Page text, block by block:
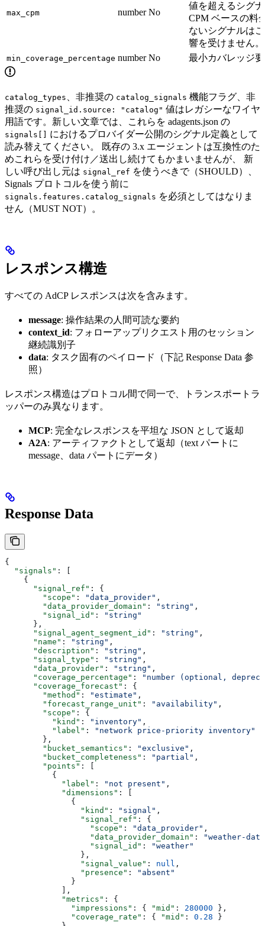
max_cpm number No
値を超えるシグ
CPM ベースの料
ないシグナルは
響を受けません。
min_coverage_percentage number No 最小カバレッジ
catalog_types 、非推奨の catalog_signals 機能フラグ、非
推奨の signal_id.source: "catalog" 値はレガシーなワイヤ
用語です。新しい文章では、これらを adagents.json の
signals[]
におけるプロバイダー公開のシグナル定義として
読み替えてください。 既存の 3.x エージェントは互換性のた
めこれらを受け付け／送出し続けてもかまいませんが、 新
しい呼び出し元は signal_ref を使うべきで（SHOULD）、
Signals プロトコルを使う前に
signals.features.catalog_signals を必須としてはなりま
せん（MUST NOT）。
レスポンス構造
すべての AdCP レスポンスは次を含みます。
message: 操作結果の人間可読な要約
context_id: フォローアップリクエスト用のセッション
継続識別子
data: タスク固有のペイロード（下記 Response Data 参
照）
レスポンス構造はプロトコル間で同一で、トランスポートラ
ッパーのみ異なります。
MCP: 完全なレスポンスを平坦な JSON として返却
A2A: アーティファクトとして返却（text パートに
message、data パートにデータ）
Response Data
{
  "signals"
: [
    {
      "signal_ref"
: {
        "scope"
: "data_provider" ,
        "data_provider_domain"
: "string" ,
        "signal_id"
:
"string"
      },
      "signal_agent_segment_id"
: "string" ,
      "name"
: "string" ,
      "description"
: "string" ,
      "signal_type"
: "string" ,
      "data_provider"
: "string" ,
      "coverage_percentage"
:
"number (optional,
      "coverage_forecast"
: {
        "method"
: "estimate" ,
        "forecast_range_unit"
: "availability" ,
        "scope"
: {
          "kind"
: "inventory" ,
          "label"
:
"network price-priority inventory"
        },
        "bucket_semantics"
: "exclusive" ,
        "bucket_completeness"
: "partial" ,
        "points"
: [
          {
            "label"
: "not present" ,
            "dimensions"
: [
              {
                "kind"
: "signal" ,
                "signal_ref"
: {
                  "scope"
: "data_provider" ,
                  "data_provider_domain"
:
"weather-
                  "signal_id"
:
"weather"
                },
                "signal_value"
: null ,
                "presence"
:
"absent"
              }
            ],
            "metrics"
: {
              "impressions"
: { "mid" : 280000 },
              "coverage_rate"
: { "mid" : 0.28 }